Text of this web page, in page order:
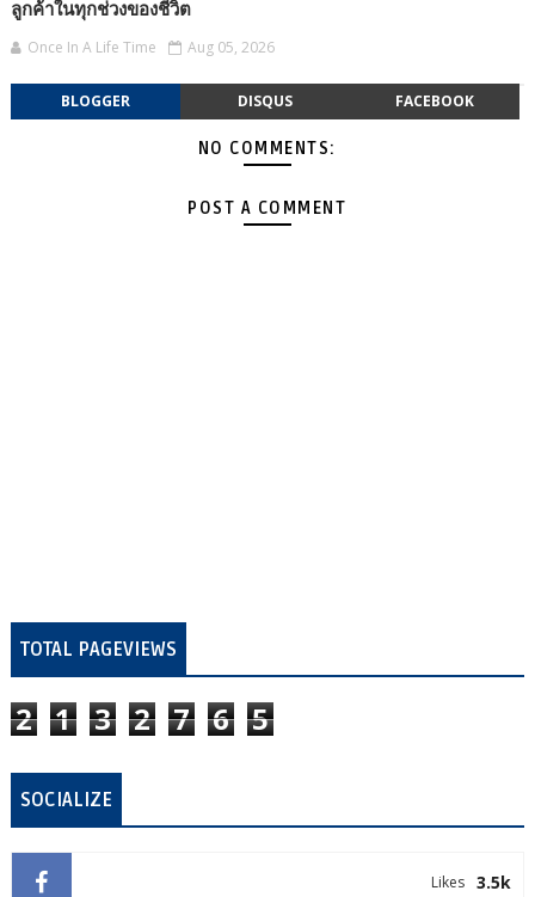
ลูกค้าในทุกช่วงของชีวิต
Once In A Life Time Aug 05, 2026
BLOGGER DISQUS FACEBOOK
NO COMMENTS:
POST A COMMENT
TOTAL PAGEVIEWS
2 1 3 2 7 6 5
SOCIALIZE
3.5k
Likes